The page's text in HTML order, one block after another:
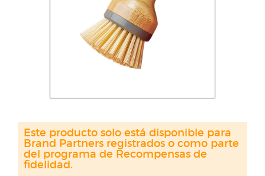
Este producto solo está disponible para
Brand Partners registrados o como parte
del programa de Recompensas de
fidelidad.